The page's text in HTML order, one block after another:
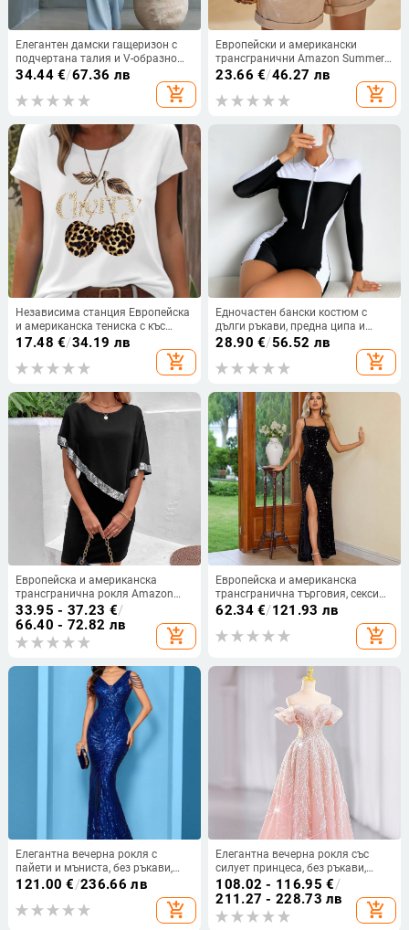
Елегантен дамски гащеризон с
подчертана талия и V-образно
деколте, летен модел 2026
34.44€/67.36 лв
add_shopping_cart
Европейски и американски
трансгранични Amazon Summer
New Women's Lened Job Solid
Color Свободни ежедневни модни
шорти с висока талия
23.66 €/46.27 лв
add_shopping_cart
Независима станция Европейска
и американска тениска с къс
ръкав, дамска черешова
леопардова щампа, черешова
кръгла яка, свободна тениска с
трансграничен износ
17.48 €/34.19 лв
add_shopping_cart
Едночастен бански костюм с
дълги ръкави, предна ципа и
тесен консервативен стил; плат
полиестер с 18% еластан; тегло
28.90 €/56.52 лв
add_shopping_cart
Европейска и американска
трансгранична рокля Amazon
2025 за жени с пайети,
асиметрична
33.95 - 37.23 €/
66.40 - 72.82 лв
add_shopping_cart
Европейска и американска
трансгранична търговия, секси
рокля с висок цепка и пайети,
презрамки, модна вечерна рокля,
62.34€/121.93 лв
add_shopping_cart
Елегантна вечерна рокля с
пайети и мъниста, без ръкави,
прилепнала по тялото, дълга
рокля с рибена опашка за дами
121.00 €/236.66 лв
add_shopping_cart
Елегантна вечерна рокля със
силует принцеса, без ръкави,
дълга пола, талия средна,
полиестер
108.02 - 116.95 €/
211.27 - 228.73 лв
add_shopping_cart